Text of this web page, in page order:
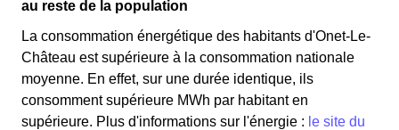
au reste de la population
La consommation énergétique des habitants d'Onet-Le-
Château est supérieure à la consommation nationale
moyenne. En effet, sur une durée identique, ils
consomment supérieure MWh par habitant en
supérieure. Plus d'informations sur l'énergie : le site du